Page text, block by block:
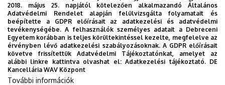
Helyszín:DE Informatikai Kar, F01-es terem
Regisztráció és program:
https://inf.unideb.hu/informatikai-rendszerek-es-
halozatok-tanszek-konf…)
Last update: 2025. 05. 14. 12:32
2018. május 25. napjától kötelezően alkalmazandó Általános
Adatvédelmi Rendelet alapján felülvizsgálta folyamatait és
beépítette a GDPR előírásait az adatkezelési és adatvédelmi
tevékenységébe. A felhasználók személyes adatait a Debreceni
Egyetem korábban is teljes körültekintéssel kezelte, megfelelve az
érvényben lévő adatkezelési szabályozásoknak. A GDPR előírásait
követve frissítettük Adatvédelmi Tájékoztatónkat, amelyet az
alábbi linkre kattintva olvashat el:Adatkezelési tájékoztató. DE
Kancellária WAV Központ
További információk